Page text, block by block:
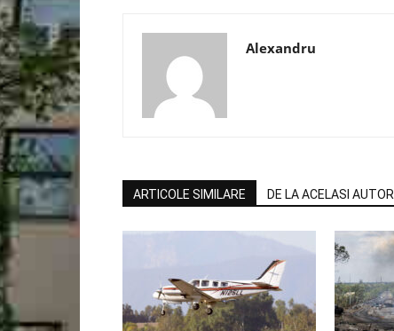
Alexandru
ARTICOLE SIMILARE DE LA ACELASI AUTOR